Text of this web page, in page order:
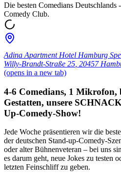
Die besten Comedians Deutschlands
Comedy Club.
Adina Apartment Hotel Hamburg
Willy-Brandt-Straße 25 20457
(opens in a new tab)
4-6 Comedians, 1 Mikrofon,
Gestatten, unsere
Up-Comedy-Show!
Jede Woche präsentieren wir die
der deutschen Stand-up-Comedy-
oder alter Bühnenveteran – bei uns
es darum geht, neue Jokes zu testen
letzten Feinschliff zu geben.